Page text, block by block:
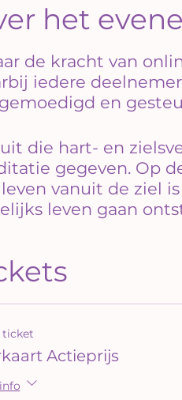
het
de kracht van
iedere
en
die hart- en
gegeven. Op
vanuit de ziel
leven gaan
ticket
Actieprijs